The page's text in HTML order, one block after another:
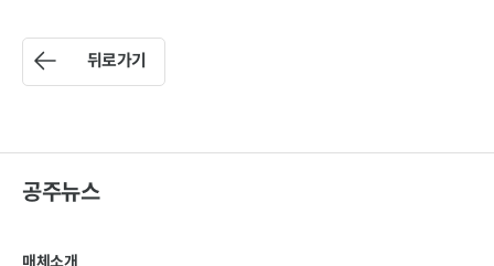
뒤로가기
공주뉴스
매체소개